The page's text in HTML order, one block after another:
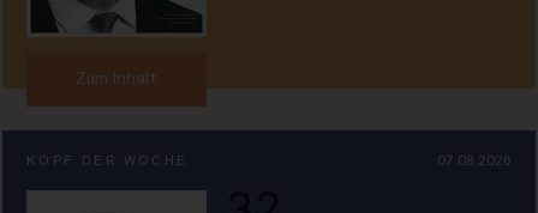
Zum Inhalt
KOPF DER WOCHE 07.08.2026